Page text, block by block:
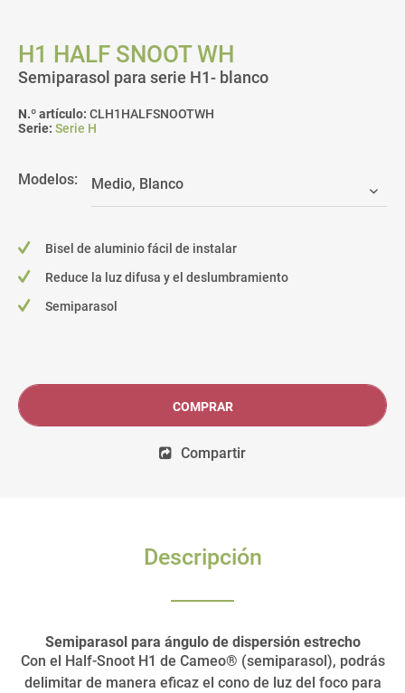
H1 HALF SNOOT WH
Semiparasol para serie H1- blanco
N.º artículo: CLH1HALFSNOOTWH
Serie: Serie H
Modelos:
Bisel de aluminio fácil de instalar
Reduce la luz difusa y el deslumbramiento
Semiparasol
COMPRAR
Compartir
Descripción
Semiparasol para ángulo de dispersión estrecho
Con el Half-Snoot H1 de Cameo® (semiparasol), podrás
delimitar de manera eficaz el cono de luz del foco para